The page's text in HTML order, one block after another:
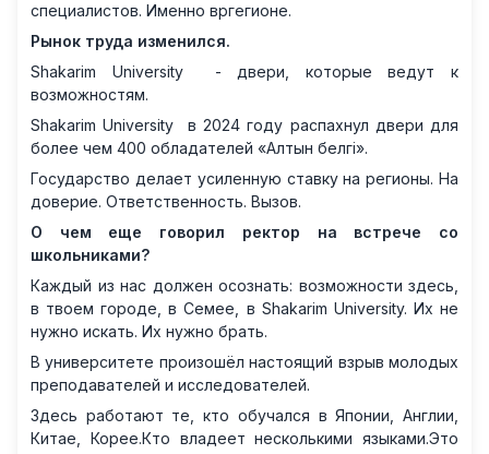
специалистов. Именно вргегионе.
Рынок труда изменился.
Shakarim University - двери, которые ведут к
возможностям.
Shakarim University в 2024 году распахнул двери для
более чем 400 обладателей «Алтын белгi».
Государство делает усиленную ставку на регионы. На
доверие. Ответственность. Вызов.
О чем еще говорил ректор на встрече со
школьниками?
Каждый из нас должен осознать: возможности здесь,
в твоем городе, в Семее, в Shakarim University. Их не
нужно искать. Их нужно брать.
В университете произошёл настоящий взрыв молодых
преподавателей и исследователей.
Здесь работают те, кто обучался в Японии, Англии,
Китае, Корее.Кто владеет несколькими языками.Это